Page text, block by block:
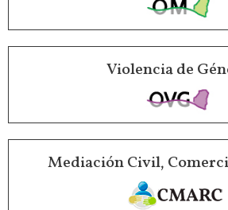
Violencia de
Mediación Civil,